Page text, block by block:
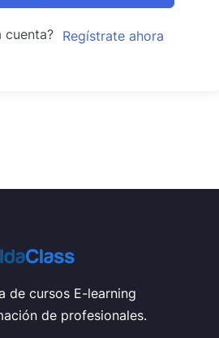
cuenta? Regístrate ahora
de cursos E-learning
de profesionales.